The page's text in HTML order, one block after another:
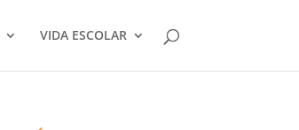
VIDA ESCOLAR